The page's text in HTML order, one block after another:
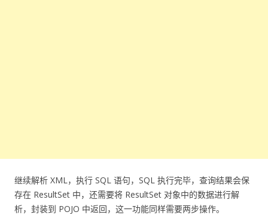
继续解析 XML，执行 SQL 语句，SQL 执行完毕，查询结果会保
存在 ResultSet 中，还需要将 ResultSet 对象中的数据进行解
析，封装到 POJO 中返回，这一功能同样需要两步操作。